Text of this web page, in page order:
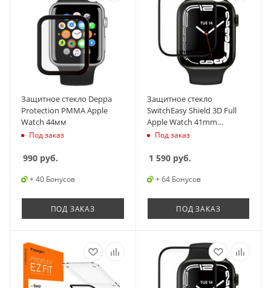
Защитное стекло Deppa
Protection PMMA Apple
Watch 44мм
Под заказ
990 руб.
+ 40 Бонусов
ПОД ЗАКАЗ
Защитное стекло
SwitchEasy Shield 3D Full
Apple Watch 41mm
Transparent
Под заказ
1 590руб.
+ 64 Бонусов
ПОД ЗАКАЗ